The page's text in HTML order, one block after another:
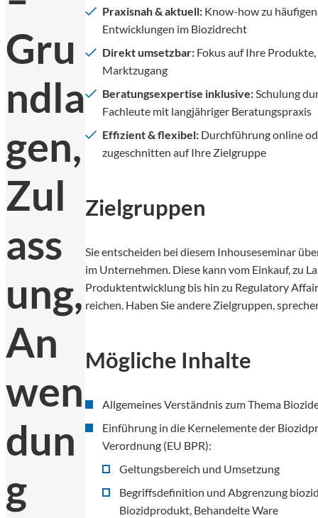
Gru
ndla
gen,
Zul
ass
ung,
An
wen
dun
g
Praxisnah & aktuell: Know-how zu
Entwicklungen im Biozidrecht
Direkt umsetzbar: Fokus auf Ihre
Marktzugang
Beratungsexpertise inklusive:Schulung
Fachleute mit langjähriger Beratungspraxis
Effizient & flexibel: Durchführung online
zugeschnitten auf Ihre Zielgruppe
Zielgruppen
Sie entscheiden bei diesem Inhouseseminar
im Unternehmen. Diese kann vom Einkauf, zu
Produktentwicklung bis hin zu Regulatory
reichen. Haben Sie andere Zielgruppen,
Mögliche Inhalte
Allgemeines Verständnis zum Thema
Einführung in die Kernelemente der
Verordnung (EU BPR):
Geltungsbereich und Umsetzung
Begriffsdefinition und Abgrenzung
Biozidprodukt, Behandelte Ware